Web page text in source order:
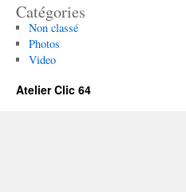
Catégories
Non classé
Photos
Video
Atelier Clic 64